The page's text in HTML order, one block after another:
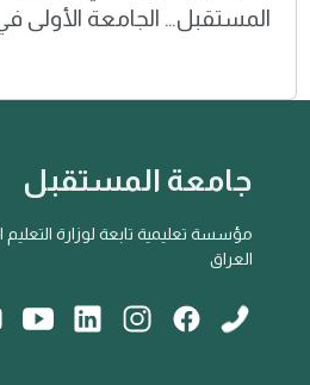
المستقبل… الجامعة الأولى
جامعة المستقبل
مؤسسة تعليمية تابعة لوزارة
العراق